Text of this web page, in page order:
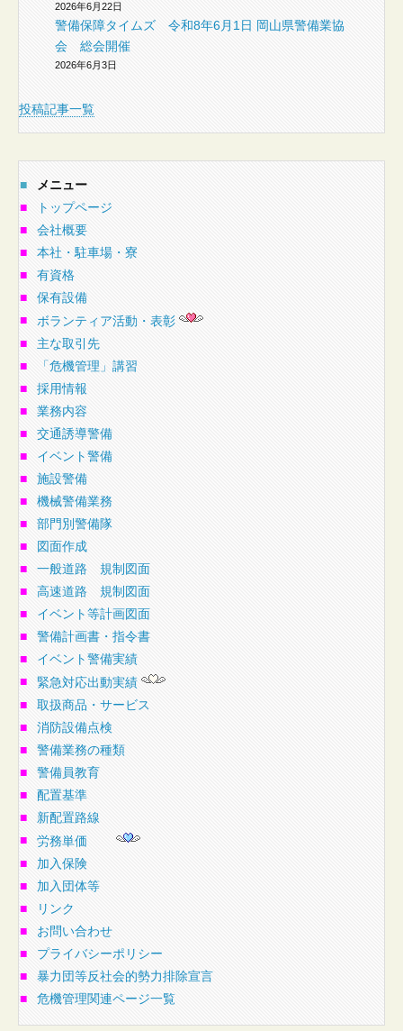
2026年6月22日
警備保障タイムズ 令和8年6月1日 岡山県警備業協
会 総会開催
2026年6月3日
投稿記事一覧
■
メニュー
■
トップページ
■
会社概要
■
本社・駐車場・寮
■
有資格
■
保有設備
■
ボランティア活動・表彰
■
主な取引先
■
「危機管理」講習
■
採用情報
■
業務内容
■
交通誘導警備
■
イベント警備
■
施設警備
■
機械警備業務
■
部門別警備隊
■
図面作成
■
一般道路 規制図面
■
高速道路 規制図面
■
イベント等計画図面
■
警備計画書・指令書
■
イベント警備実績
■
緊急対応出動実績
■
取扱商品・サービス
■
消防設備点検
■
警備業務の種類
■
警備員教育
■
配置基準
■
新配置路線
■
労務単価
■
加入保険
■
加入団体等
■
リンク
■
お問い合わせ
■
プライバシーポリシー
■
暴力団等反社会的勢力排除宣言
■
危機管理関連ページ一覧